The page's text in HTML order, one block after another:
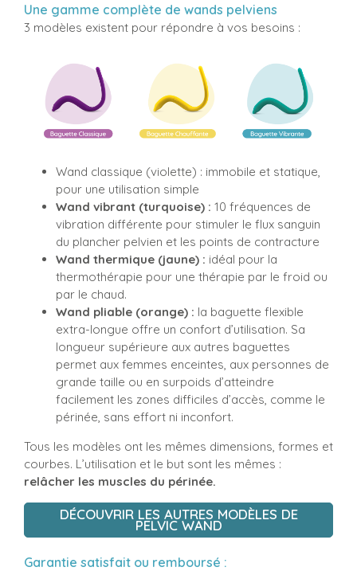
Une gamme complète de wands pelviens
3 modèles existent pour répondre à vos besoins :
Wand classique (violette) : immobile et statique,
pour une utilisation simple
Wand vibrant (turquoise) : 10 fréquences de
vibration différente pour stimuler le flux sanguin
du plancher pelvien et les points de contracture
Wand thermique (jaune) : idéal pour la
thermothérapie pour une thérapie par le froid ou
par le chaud.
Wand pliable (orange) : la baguette flexible
extra-longue offre un confort d’utilisation. Sa
longueur supérieure aux autres baguettes
permet aux femmes enceintes, aux personnes de
grande taille ou en surpoids d’atteindre
facilement les zones difficiles d’accès, comme le
périnée, sans effort ni inconfort.
Tous les modèles ont les mêmes dimensions, formes et
courbes. L’utilisation et le but sont les mêmes :
relâcher les muscles du périnée.
DÉCOUVRIR LES AUTRES MODÈLES DE
PELVIC WAND
Garantie satisfait ou remboursé :